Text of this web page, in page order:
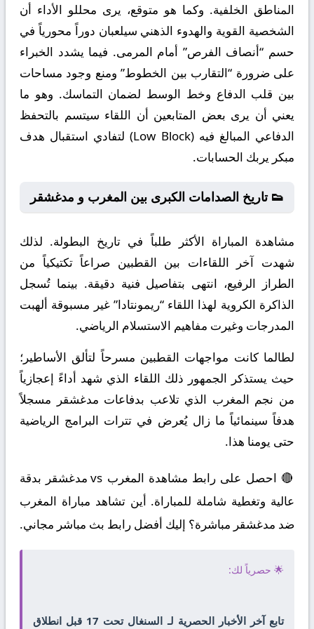
المناطق الخلفية. وكما هو متوقع، يرى محللو الأداء أن
الشخصية القوية والهدوء الذهني سيلعبان دوراً محورياً في
حسم “أنصاف الفرص” أمام المرمى. فيما يشدد الخبراء
على ضرورة “التقارب بين الخطوط” ومنع وجود مساحات
بين قلب الدفاع وخط الوسط لضمان التماسك. وهو ما
يعني أن يرى بعض المتابعين أن اللقاء سيتسم بالتحفظ
الدفاعي المبالغ فيه (Low Block) لتفادي استقبال هدف
مبكر يربك الحسابات.
👟 تاريخ الصدامات الكبرى بين المغرب و مدغشقر
مشاهدة المباراة الأكثر طلباً في تاريخ البطولة. لذلك
شهدت آخر اللقاءات بين القطبين صراعاً تكتيكياً من
الطراز الرفيع، انتهى بتفاصيل فنية دقيقة. بينما تُسجل
الذاكرة الكروية لهذا اللقاء “ريمونتادا” غير مسبوقة ألهبت
المدرجات وغيرت مفاهيم الاستسلام الرياضي.
لطالما كانت مواجهات القطبين مسرحاً لتألق الأساطير؛
حيث يستذكر الجمهور ذلك اللقاء الذي شهد أداءً إعجازياً
من نجم المغرب الذي تلاعب بدفاعات مدغشقر مسجلاً
هدفاً سينمائياً ما زال يُعرض في تترات البرامج الرياضية
حتى يومنا هذا.
🔴 احصل على رابط مشاهدة المغرب vs مدغشقر بدقة
عالية وتغطية شاملة للمباراة. أين تشاهد مباراة المغرب
ضد مدغشقر مباشرة؟ إليك أفضل رابط بث مباشر مجاني.
🌟 حصرياً لك:
تابع آخر الأخبار الحصرية لـ السنغال تحت 17 قبل انطلاق